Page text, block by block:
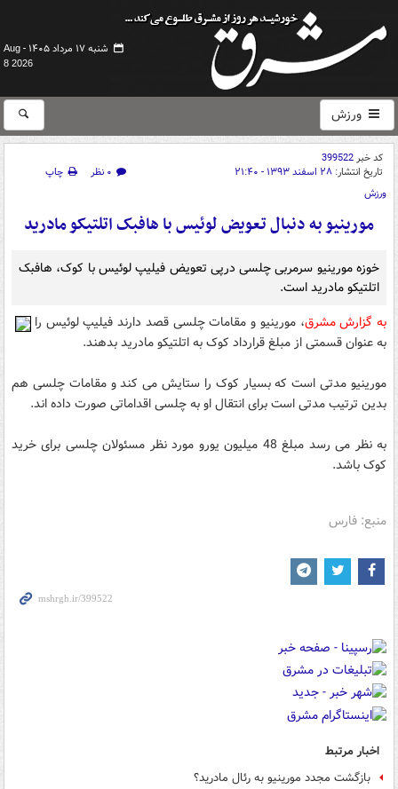
شنبه ۱۷ مرداد ۱۴۰۵ -
Aug
8 2026
ورزش
کد خبر399522
تاریخ انتشار: ۲۸ اسفند ۱۳۹۳ - ۲۱:۴۰ ۰ نظر
چاپ
ورزش
مورینیو به دنبال تعویض لوئیس با هافبک اتلتیکو مادرید
خوزه مورینیو سرمربی چلسی درپی تعویض فیلیپ لوئیس با کوک، هافبک
اتلتیکو مادرید است.
به گزارش مشرق، مورینیو و مقامات چلسی قصد دارند فیلیپ لوئیس را
به عنوان قسمتی از مبلغ قرارداد کوک به اتلتیکو مادرید بدهند.
مورینیو مدتی است که بسیار کوک را ستایش می کند و مقامات چلسی هم
بدین ترتیب مدتی است برای انتقال او به چلسی اقداماتی صورت داده اند.
به نظر می رسد مبلغ 48 میلیون یورو مورد نظر مسئولان چلسی برای خرید
کوک باشد.
منبع: فارس
اخبار مرتبط
بازگشت مجدد مورینیو به رئال مادرید؟